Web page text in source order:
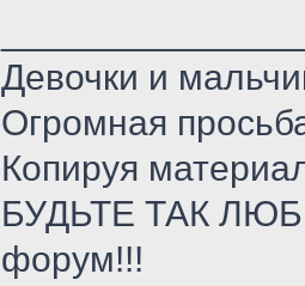
Девочки и
Огромная
Копируя
БУДЬТЕ ТАК
форум!!!